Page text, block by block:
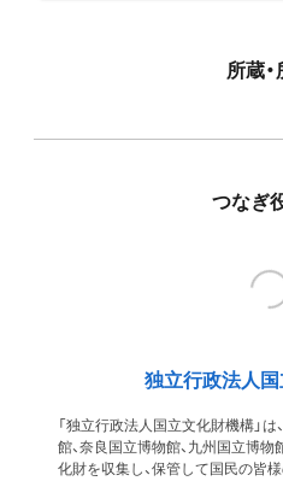
所蔵
つなぎ
独立行政法人
「独立行政法人国立文化財機構」
館、奈良国立博物館、九州国立博
化財を収集し、保管して国民の皆